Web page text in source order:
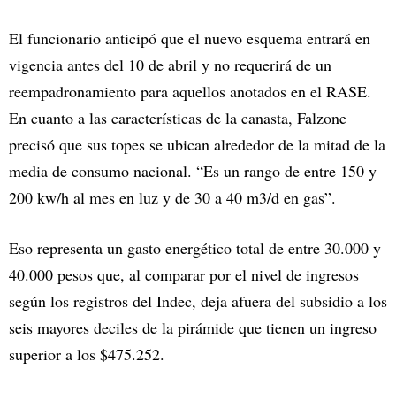
El funcionario anticipó que el nuevo esquema entrará en
vigencia antes del 10 de abril y no requerirá de un
reempadronamiento para aquellos anotados en el RASE.
En cuanto a las características de la canasta, Falzone
precisó que sus topes se ubican alrededor de la mitad de la
media de consumo nacional. “Es un rango de entre 150 y
200 kw/h al mes en luz y de 30 a 40 m3/d en gas”.
Eso representa un gasto energético total de entre 30.000 y
40.000 pesos que, al comparar por el nivel de ingresos
según los registros del Indec, deja afuera del subsidio a los
seis mayores deciles de la pirámide que tienen un ingreso
superior a los $475.252.